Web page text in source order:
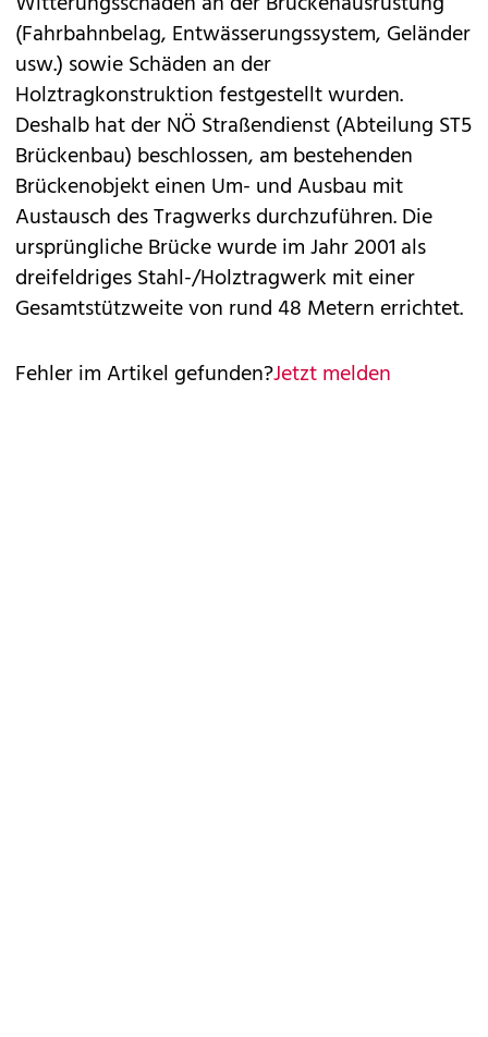
(Fahrbahnbelag, Entwässerungssystem, Geländer
usw.) sowie Schäden an der
Holztragkonstruktion festgestellt wurden.
Deshalb hat der NÖ Straßendienst (Abteilung ST5
Brückenbau) beschlossen, am bestehenden
Brückenobjekt einen Um- und Ausbau mit
Austausch des Tragwerks durchzuführen. Die
ursprüngliche Brücke wurde im Jahr 2001 als
dreifeldriges Stahl-/Holztragwerk mit einer
Gesamtstützweite von rund 48 Metern errichtet.
Fehler im Artikel gefunden?Jetzt melden